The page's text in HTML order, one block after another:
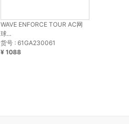
WAVE ENFORCE TOUR AC网
球...
货号 : 61GA230061
¥ 1088